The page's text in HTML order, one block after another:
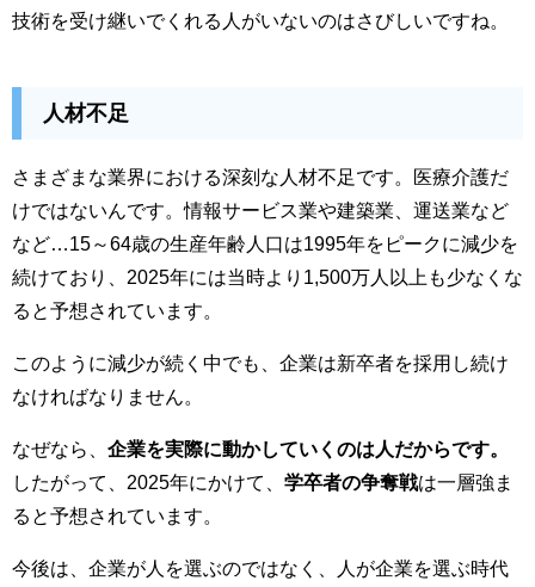
技術を受け継いでくれる人がいないのはさびしいですね。
人材不足
さまざまな業界における深刻な人材不足です。医療介護だ
けではないんです。情報サービス業や建築業、運送業など
など…15～64歳の生産年齢人口は1995年をピークに減少を
続けており、2025年には当時より1,500万人以上も少なくな
ると予想されています。
このように減少が続く中でも、企業は新卒者を採用し続け
なければなりません。
なぜなら、 企業を実際に動かしていくのは人だからです。
したがって、2025年にかけて、 学卒者の争奪戦は一層強ま
ると予想されています。
今後は、企業が人を選ぶのではなく、人が企業を選ぶ時代